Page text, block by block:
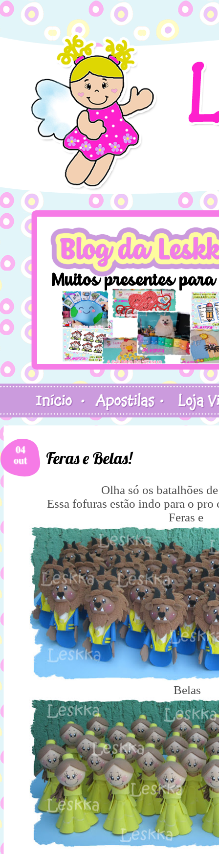
04
out Feras e Belas!
Olha só os batalhões
Essa fofuras estão indo para o
Feras e
Belas